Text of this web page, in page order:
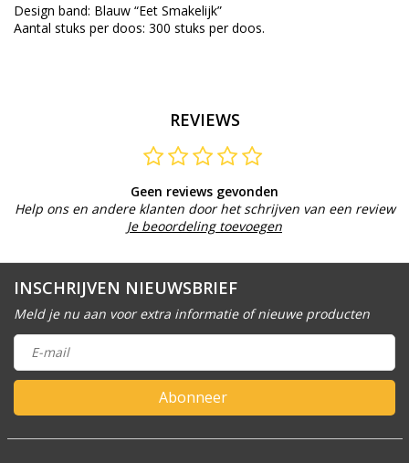
Design band: Blauw “Eet Smakelijk”
Aantal stuks per doos: 300 stuks per doos.
REVIEWS
Geen reviews gevonden
Help ons en andere klanten door het schrijven van een review
Je beoordeling toevoegen
INSCHRIJVEN NIEUWSBRIEF
Meld je nu aan voor extra informatie of nieuwe producten
Abonneer